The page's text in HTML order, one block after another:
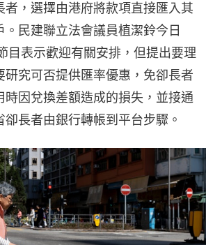
者，選擇由港府將款項直接匯入其
。民建聯立法會議員植潔鈴今日
目表示歡迎有關安排，但提出要理
研究可否提供匯率優惠，免卻長者
時因兌換差額造成的損失，並接通
長者由銀行轉帳到平台步驟。